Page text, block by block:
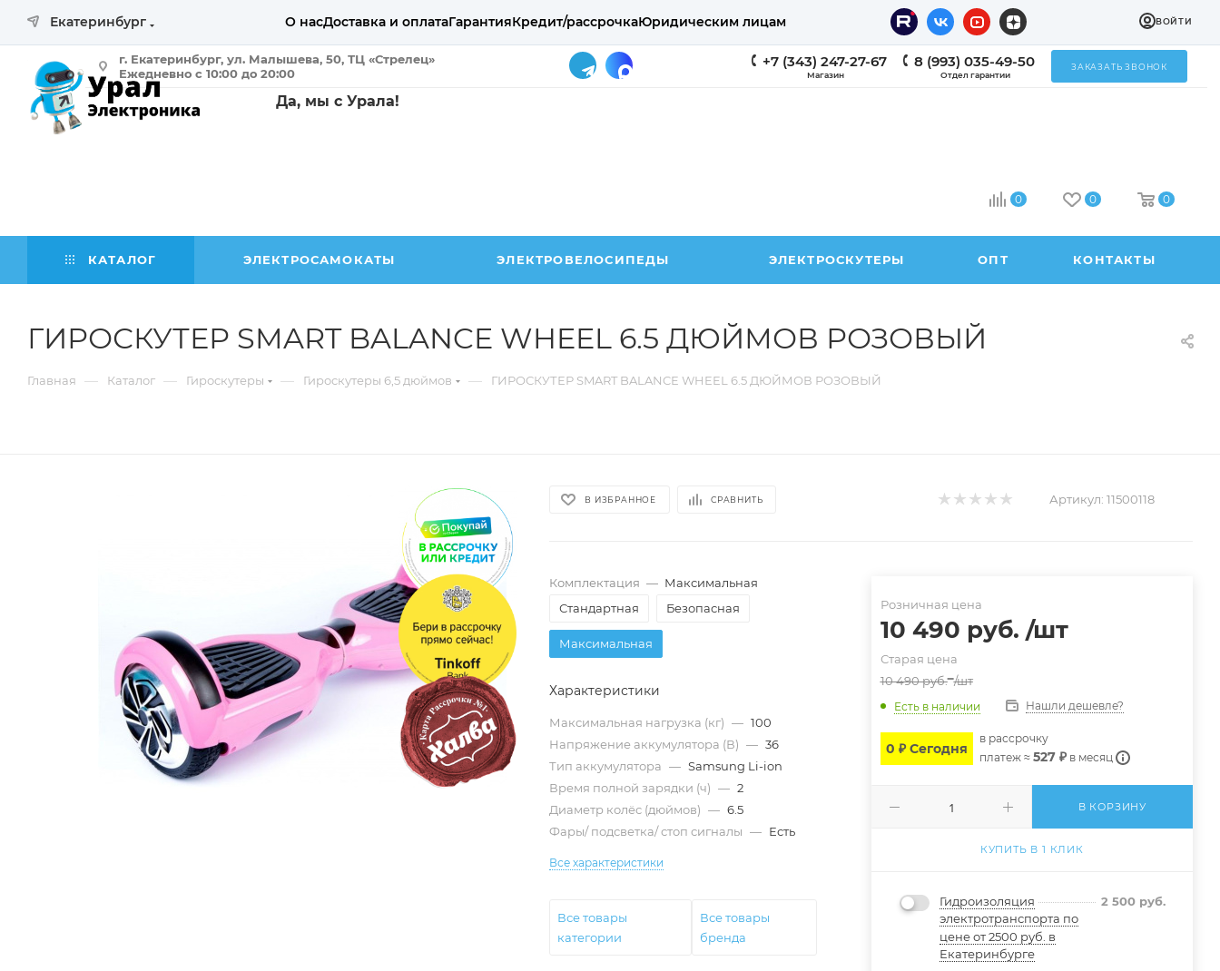
Екатеринбург О насДоставка и оплатаГарантияКредит/рассрочкаЮридическим лицам ВОЙТИ
г. Екатеринбург, ул. Малышева, 50, ТЦ «Стрелец»
Ежедневно с 10:00 до 20:00
+7 (343) 247-27-67
Магазин
8 (993) 035-49-50
Отдел гарантии
ЗАКАЗАТЬ ЗВОНОК
Да, мы с Урала!
0 0 0
КАТАЛОГ ЭЛЕКТРОСАМОКАТЫ ЭЛЕКТРОВЕЛОСИПЕДЫ ЭЛЕКТРОСКУТЕРЫ ОПТ КОНТАКТЫ
ГИРОСКУТЕР SMART BALANCE WHEEL 6.5 ДЮЙМОВ РОЗОВЫЙ
Главная — Каталог — Гироскутеры — Гироскутеры 6,5 дюймов — ГИРОСКУТЕР SMART BALANCE WHEEL 6.5 ДЮЙМОВ РОЗОВЫЙ
В ИЗБРАННОЕ СРАВНИТЬ Артикул: 11500118
Комплектация — Максимальная
Стандартная
Безопасная
Максимальная
Характеристики
Максимальная нагрузка (кг) — 100
Напряжение аккумулятора (В) — 36
Тип аккумулятора — Samsung Li-ion
Время полной зарядки (ч) — 2
Диаметр колёс (дюймов) — 6.5
Фары/ подсветка/ стоп сигналы — Есть
Все характеристики
Все товары
категории
Все товары
бренда
Розничная цена
10 490 руб. /шт
Старая цена
10 490руб. /шт
Есть в наличии Нашли дешевле?
0 ₽ Сегодня
в расcрочку
платеж ≈ 527 ₽в месяц
В КОРЗИНУ
КУПИТЬ В 1 КЛИК
Гидроизоляция
электротранспорта по
цене от 2500 руб. в
Екатеринбурге
2 500руб.